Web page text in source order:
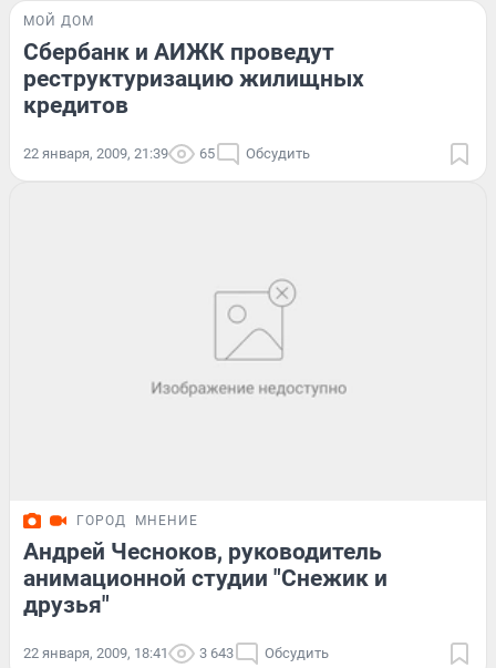
МОЙ ДОМ
Сбербанк и АИЖК проведут
реструктуризацию жилищных
кредитов
22 января, 2009, 21:39 65 Обсудить
ГОРОД МНЕНИЕ
Андрей Чесноков, руководитель
анимационной студии "Снежик и
друзья"
22 января, 2009, 18:41 3 643 Обсудить